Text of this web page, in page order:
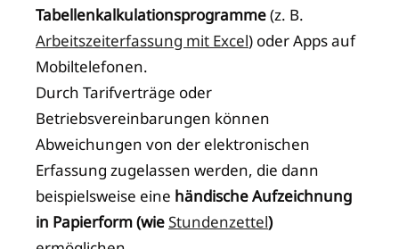
Tabellenkalkulationsprogramme(z. B.
Arbeitszeiterfassung mit Excel) oder Apps auf
Mobiltelefonen.
Durch Tarifverträge oder
Betriebsvereinbarungen können
Abweichungen von der elektronischen
Erfassung zugelassen werden, die dann
beispielsweise eine händische Aufzeichnung
in Papierform (wieStundenzettel)